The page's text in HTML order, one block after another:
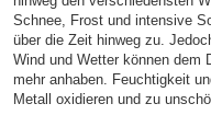
Schnee, Frost und intensive
über die Zeit hinweg zu.
Wind und Wetter können dem
mehr anhaben. Feuchtigkeit
Metall oxidieren und zu